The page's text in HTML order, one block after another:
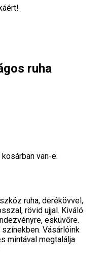
ruha
van-e.
ruha, derékövvel,
rövid ujjal. Kiváló
esküvőre.
Vásárlóink
mintával megtalálja